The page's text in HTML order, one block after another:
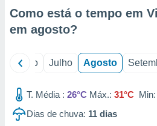
e
de
Como está o tempo em
em agosto?
Junho Julho Agosto
T. Média : 26°C Máx.: 31°C Min:
Dias de chuva: 11 dias